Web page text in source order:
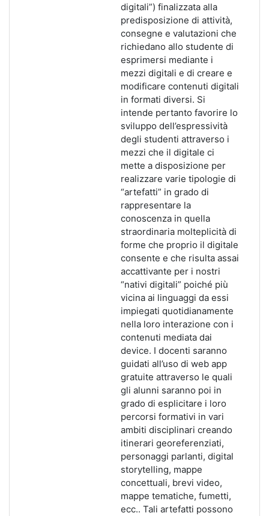
digitali”) finalizzata alla
predisposizione di attività,
consegne e valutazioni che
richiedano allo studente di
esprimersi mediante i
mezzi digitali e di creare e
modificare contenuti digitali
in formati diversi. Si
intende pertanto favorire lo
sviluppo dell’espressività
degli studenti attraverso i
mezzi che il digitale ci
mette a disposizione per
realizzare varie tipologie di
“artefatti” in grado di
rappresentare la
conoscenza in quella
straordinaria molteplicità di
forme che proprio il digitale
consente e che risulta assai
accattivante per i nostri
“nativi digitali” poiché più
vicina ai linguaggi da essi
impiegati quotidianamente
nella loro interazione con i
contenuti mediata dai
device. I docenti saranno
guidati all’uso di web app
gratuite attraverso le quali
gli alunni saranno poi in
grado di esplicitare i loro
percorsi formativi in vari
ambiti disciplinari creando
itinerari georeferenziati,
personaggi parlanti, digital
storytelling, mappe
concettuali, brevi video,
mappe tematiche, fumetti,
ecc.. Tali artefatti possono